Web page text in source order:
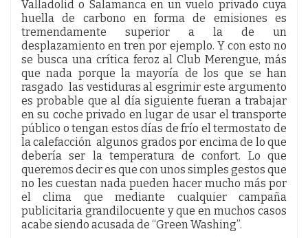
Valladolid o Salamanca en un vuelo privado cuya
huella de carbono en forma de emisiones es
tremendamente superior a la de un
desplazamiento en tren por ejemplo. Y con esto no
se busca una crítica feroz al Club Merengue, más
que nada porque la mayoría de los que se han
rasgado las vestiduras al esgrimir este argumento
es probable que al día siguiente fueran a trabajar
en su coche privado en lugar de usar el transporte
público o tengan estos días de frío el termostato de
la calefacción algunos grados por encima de lo que
debería ser la temperatura de confort. Lo que
queremos decir es que con unos simples gestos que
no les cuestan nada pueden hacer mucho más por
el clima que mediante cualquier campaña
publicitaria grandilocuente y que en muchos casos
acabe siendo acusada de “Green Washing”.